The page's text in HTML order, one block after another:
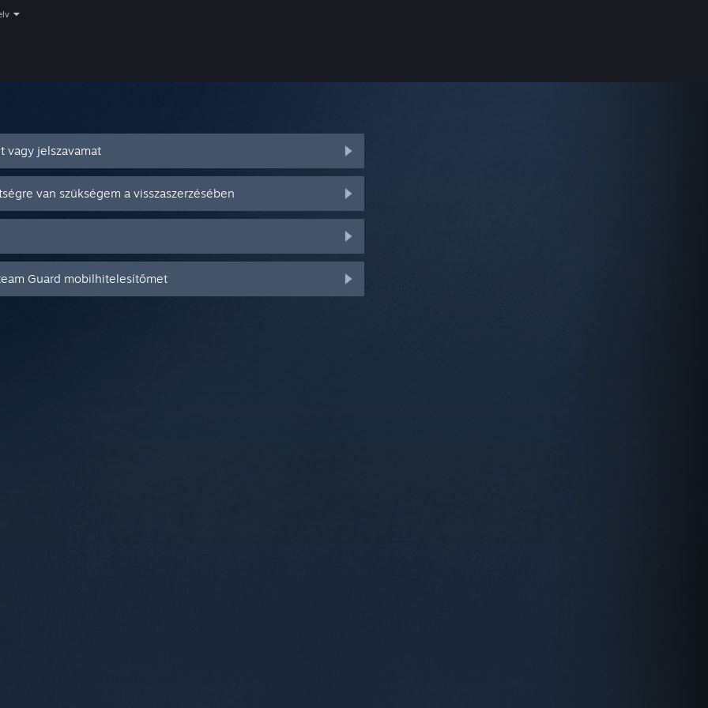
vagy jelszavamat
van szükségem a visszaszerzésében
Guard mobilhitelesítőmet